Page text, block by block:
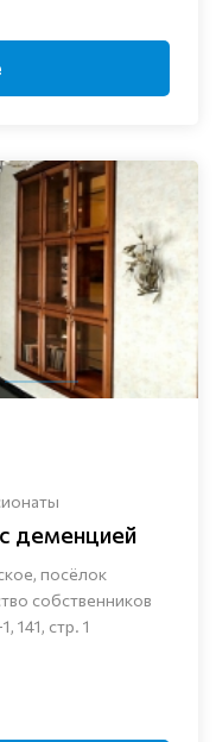
деменцией
посёлок
собственников
141, стр. 1